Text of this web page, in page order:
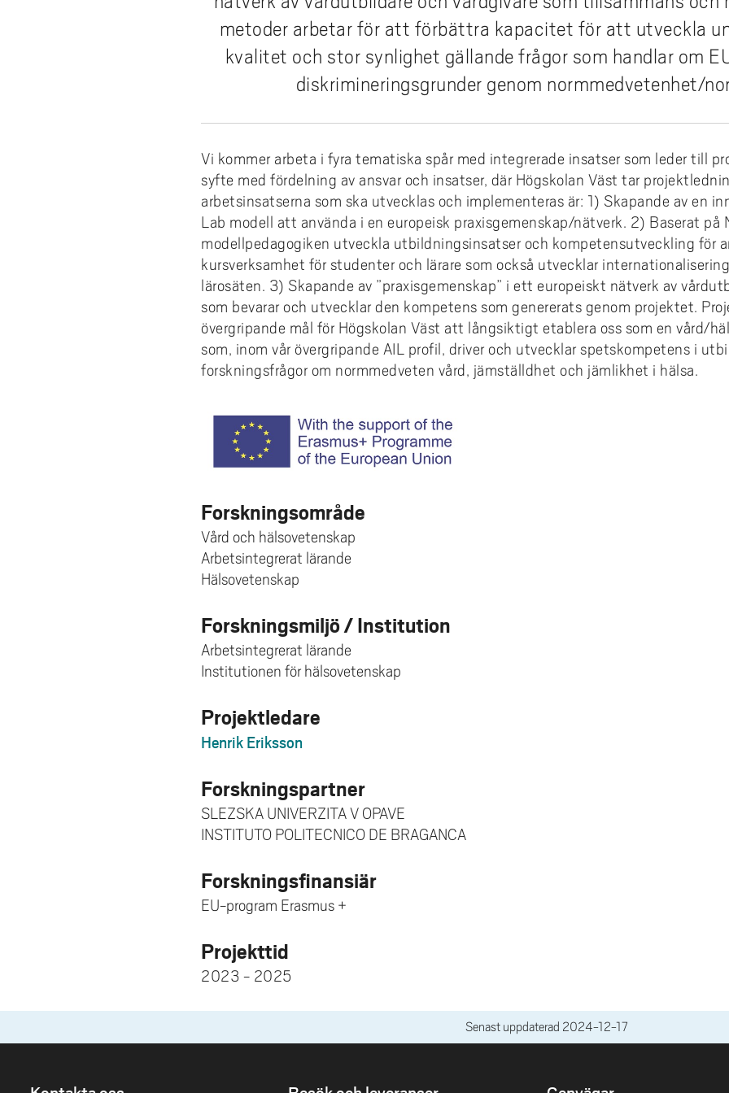
Studera i Sverige med utländsk
bakgrund
Högskoleprovet
Automationslabbet
Hälsa och vård
Kommunikation och IT
Ledarskap och organisation
Teknik och industri
LUPP - samverkan för
lärande - uppdragsutbildning
Ciscoakademin
Professionsprogrammet
Projekt inom AIL
Publikationer AIL
Utbildningar inom AIL
Forskarbloggen
Termisk sprutning
Flexibel automation
Avancerad oförstörande
Primus på insidan (inlogg
Fika/Frukost med forskare
Entreprenörskap och innovation
Faktura till Högskolan Väst
Tillträdes- och ordningsregler
Profilprodukter
Externgranskning forskning
Uppföljning av
Uppföljning av
Lika villkor och jämställdhet
Breddad rekrytering och breddat
deltagande
AI för alla
Studiestöd, bibliotek och
pedagogisk utveckling
forskarskolan i hälsoinnovation
Research Funders Days 2026
6th International Symposium on
Fatigue Design and Material
För din undervisning
Akademiskt språk - stöd för
akademisk litteracitet
Om Akademus
Akademusdagen
metoder arbetar för att förbättra kapacitet för att utveckla
kvalitet och stor synlighet gällande frågor som handlar om
diskrimineringsgrunder genom normmedvetenhet/
Vi kommer arbeta i fyra tematiska spår med integrerade insatser som leder till
syfte med fördelning av ansvar och insatser, där Högskolan Väst tar
arbetsinsatserna som ska utvecklas och implementeras är: 1) Skapande av en
Lab modell att använda i en europeisk praxisgemenskap/nätverk. 2) Baserat på
modellpedagogiken utveckla utbildningsinsatser och kompetensutveckling för
kursverksamhet för studenter och lärare som också utvecklar
lärosäten. 3) Skapande av ”praxisgemenskap” i ett europeiskt nätverk av
som bevarar och utvecklar den kompetens som genererats genom projektet.
övergripande mål för Högskolan Väst att långsiktigt etablera oss som en vård/
som, inom vår övergripande AIL profil, driver och utvecklar spetskompetens i
forskningsfrågor om normmedveten vård, jämställdhet och jämlikhet i hälsa.
Forskningsområde
Vård och hälsovetenskap
Arbetsintegrerat lärande
Hälsovetenskap
Forskningsmiljö / Institution
Arbetsintegrerat lärande
Institutionen för hälsovetenskap
Projektledare
Henrik Eriksson
Forskningspartner
SLEZSKA UNIVERZITA V OPAVE
INSTITUTO POLITECNICO DE BRAGANCA
Forskningsfinansiär
EU-program Erasmus +
Projekttid
2023 - 2025
Senast uppdaterad 2024-12-17